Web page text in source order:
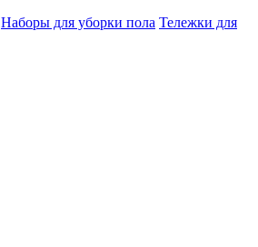
Наборы для уборки пола Тележки для